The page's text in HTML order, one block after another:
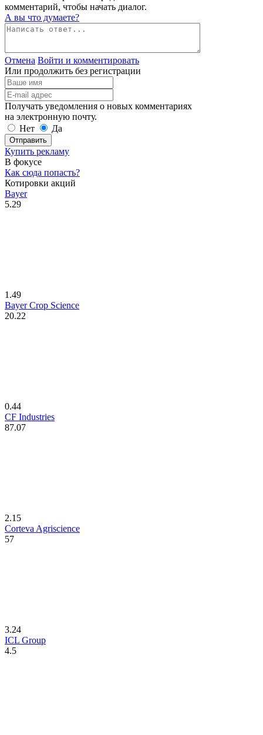
комментарий, чтобы начать диалог.
А вы что думаете?
Отмена Войти и комментировать
Или продолжить без регистрации
Получать уведомления о новых комментариях
на электронную почту.
Нет
Да
Отправить
Купить рекламу
В фокусе
Как сюда попасть?
Котировки акций
Bayer
5.29
1.49
Bayer Crop Science
20.22
0.44
CF Industries
87.07
2.15
Corteva Agriscience
57
3.24
ICL Group
4.5